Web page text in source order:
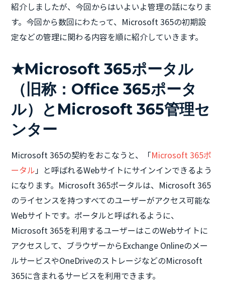
紹介しましたが、今回からはいよいよ管理の話になりま
す。今回から数回にわたって、Microsoft 365の初期設
定などの管理に関わる内容を順に紹介していきます。
★Microsoft 365ポータル
（旧称：Office 365ポータ
ル）とMicrosoft 365管理セ
ンター
Microsoft 365の契約をおこなうと、「Microsoft 365ポ
ータル」と呼ばれるWebサイトにサインインできるよう
になります。Microsoft 365ポータルは、Microsoft 365
のライセンスを持つすべてのユーザーがアクセス可能な
Webサイトです。ポータルと呼ばれるように、
Microsoft 365を利用するユーザーはこのWebサイトに
アクセスして、ブラウザーからExchange Onlineのメー
ルサービスやOneDriveのストレージなどのMicrosoft
365に含まれるサービスを利用できます。